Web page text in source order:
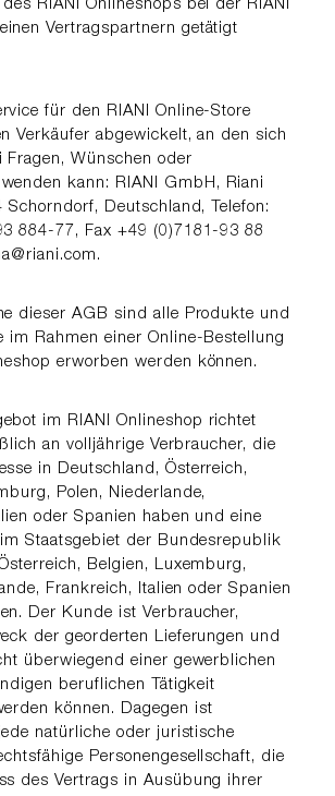
RIANI On­lineshops bei der RIANI
Vertrags­partnern getätigt
für den RIANI Online-Store
Verkäufer abgewickelt, an den sich
Fra­gen, Wünschen oder
kann: RIANI GmbH, Riani
Schorndorf, Deutsch­land, Telefon:
884-77, Fax +49 (0)7181-93 88
dieser AGB sind alle Produkte und
im Rahmen einer Online-Bestellung
erworben werden können.
im RIANI Onlineshop richtet
an volljährige Verbraucher, die
in Deutschland, Österreich,
Polen, Niederlande,
oder Spanien haben und eine
Staatsgebiet der Bundesrepublik
Belgien, Luxemburg,
Frankreich, Italien oder Spanien
Der Kunde ist Verbraucher,
der ge­or­derten Lieferungen und
überwiegend einer gewerblichen
beruflichen Tä­tigkeit
können. Dagegen ist
natürliche oder juristische
Personengesellschaft, die
des Ver­trags in Aus­übung ihrer